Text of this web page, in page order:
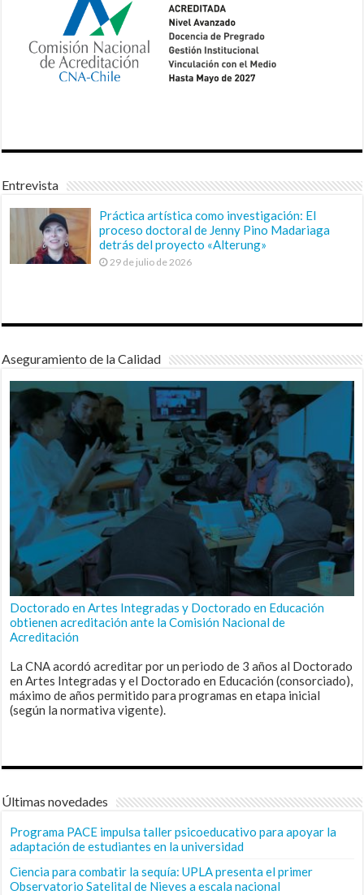
Entrevista
Práctica artística como investigación: El
proceso doctoral de Jenny Pino Madariaga
detrás del proyecto «Alterung»
29 de julio de 2026
Aseguramiento de la Calidad
Doctorado en Artes Integradas y Doctorado en Educación
obtienen acreditación ante la Comisión Nacional de
Acreditación
La CNA acordó acreditar por un periodo de 3 años al Doctorado
en Artes Integradas y el Doctorado en Educación (consorciado),
máximo de años permitido para programas en etapa inicial
(según la normativa vigente).
Últimas novedades
Programa PACE impulsa taller psicoeducativo para apoyar la
adaptación de estudiantes en la universidad
Ciencia para combatir la sequía: UPLA presenta el primer
Observatorio Satelital de Nieves a escala nacional